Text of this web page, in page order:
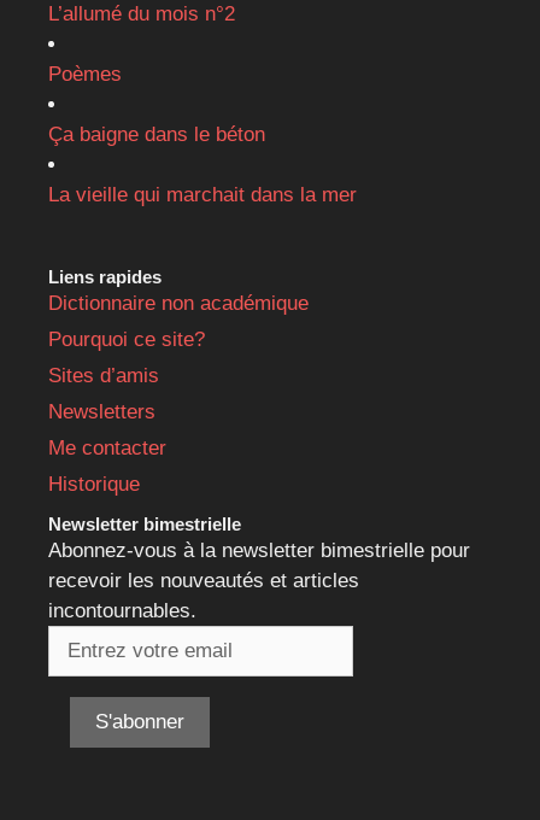
L’allumé du mois n°2
Poèmes
Ça baigne dans le béton
La vieille qui marchait dans la mer
Liens rapides
Dictionnaire non académique
Pourquoi ce site?
Sites d’amis
Newsletters
Me contacter
Historique
Newsletter bimestrielle
Abonnez-vous à la newsletter bimestrielle pour
recevoir les nouveautés et articles
incontournables.